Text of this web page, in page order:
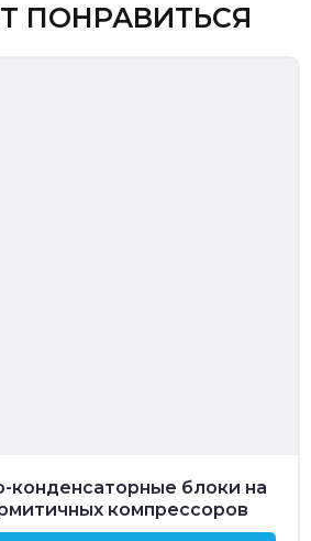
ПОНРАВИТЬСЯ
конденсаторные блоки на
компрессоров